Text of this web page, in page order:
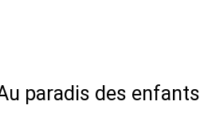
paradis des enfants